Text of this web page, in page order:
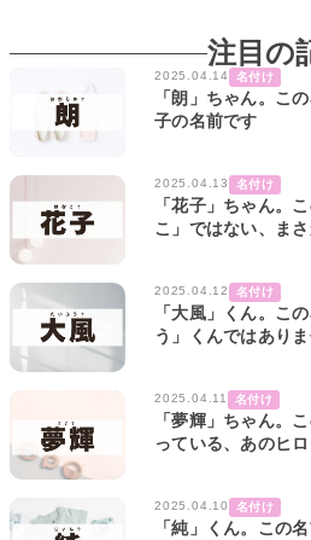
注目の
2025.04.14 名付け
「朗」ちゃん。こ
子の名前です
2025.04.13 名付け
「花子」ちゃん。
こ」ではない、ま
2025.04.12 名付け
「大風」くん。こ
う」くんではあり
2025.04.11 名付け
「夢輝」ちゃん。
っている、あのヒ
2025.04.10 名付け
「純」くん。この